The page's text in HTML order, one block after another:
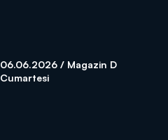
06.06.2026 / Magazin D
Cumartesi